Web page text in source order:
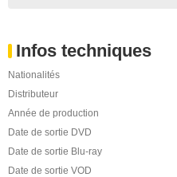
Infos techniques
Nationalités
Distributeur
Année de production
Date de sortie DVD
Date de sortie Blu-ray
Date de sortie VOD